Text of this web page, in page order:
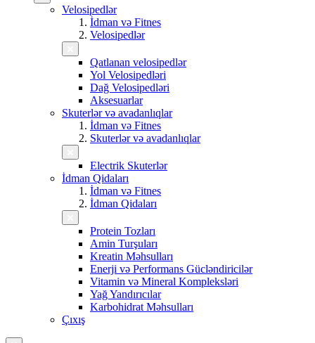
Velosipedlər
İdman və Fitnes
Velosipedlər
Qatlanan velosipedlər
Yol Velosipedləri
Dağ Velosipedləri
Aksesuarlar
Skuterlər və avadanlıqlar
İdman və Fitnes
Skuterlər və avadanlıqlar
Electrik Skuterlər
İdman Qidaları
İdman və Fitnes
İdman Qidaları
Protein Tozları
Amin Turşuları
Kreatin Məhsulları
Enerji və Performans Gücləndiricilər
Vitamin və Mineral Kompleksləri
Yağ Yandırıcılar
Karbohidrat Məhsulları
Çıxış